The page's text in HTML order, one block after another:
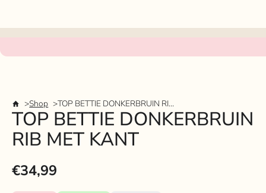
Shop TOP BETTIE DONKERBRUIN RIB MET KANT
TOP BETTIE DONKERBRUIN
RIB MET KANT
€34,99